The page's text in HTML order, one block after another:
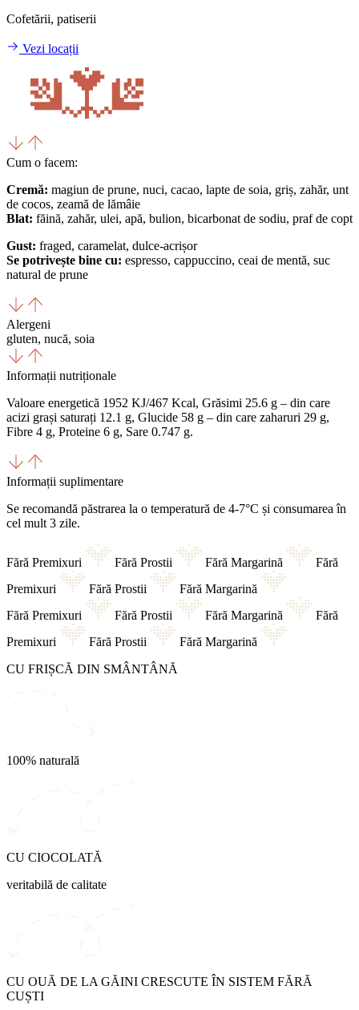
Cofetării, patiserii
Vezi locații
Cum o facem:
Cremă: magiun de prune, nuci, cacao, lapte de soia, griș, zahăr, unt
de cocos, zeamă de lămâie
Blat: făină, zahăr, ulei, apă, bulion, bicarbonat de sodiu, praf de copt
Gust: fraged, caramelat, dulce-acrișor
Se potrivește bine cu: espresso, cappuccino, ceai de mentă, suc
natural de prune
Alergeni
gluten, nucă, soia
Informații nutriționale
Valoare energetică 1952 KJ/467 Kcal, Grăsimi 25.6 g – din care
acizi grași saturați 12.1 g, Glucide 58 g – din care zaharuri 29 g,
Fibre 4 g, Proteine 6 g, Sare 0.747 g.
Informații suplimentare
Se recomandă păstrarea la o temperatură de 4-7°C și consumarea în
cel mult 3 zile.
Fără Premixuri Fără Prostii Fără Margarină
Fără
Premixuri
Fără Prostii
Fără Margarină
Fără Premixuri
Fără Prostii Fără Margarină
Fără
Premixuri
Fără Prostii
Fără Margarină
CU FRIȘCĂ DIN SMÂNTÂNĂ
100% naturală
CU CIOCOLATĂ
veritabilă de calitate
CU OUĂ DE LA GĂINI CRESCUTE ÎN SISTEM FĂRĂ
CUȘTI